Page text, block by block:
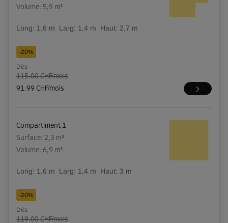
Volume: 5,9 m³
Long: 1,6 m Larg: 1,4 m Haut: 2,7 m
-20%
Dès
115.00 CHF/mois
91.99 CHF/mois
Compartiment 1
Surface: 2,3 m²
Volume: 6,9 m³
Long: 1,6 m Larg: 1,4 m Haut: 3 m
-20%
Dès
119.00 CHF/mois